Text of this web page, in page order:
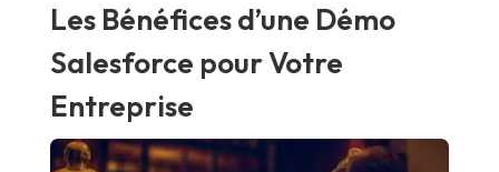
Les Bénéfices d’une Démo
Salesforce pour Votre
Entreprise